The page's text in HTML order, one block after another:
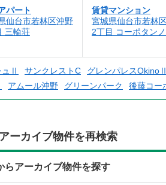
パート
仙台市若林区沖野
三輪荘
賃貸マンション
宮城県仙台市若林
2丁目 コーポタンノ
ュⅡ サンクレストC グレンパレスOkinoⅡ
アムール沖野 グリーンパーク 後藤コー
ーカイブ物件を再検索
らアーカイブ物件を探す